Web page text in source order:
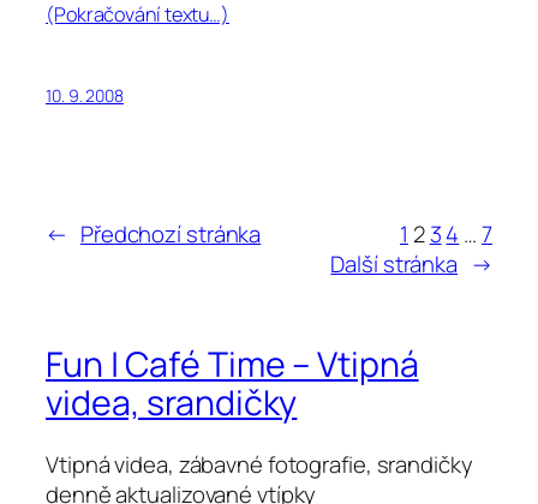
(Pokračování textu…)
10. 9. 2008
← Předchozí stránka 1 2 34 …7
Další stránka →
Fun | Café Time – Vtipná
videa, srandičky
Vtipná videa, zábavné fotografie, srandičky
denně aktualizované vtípky